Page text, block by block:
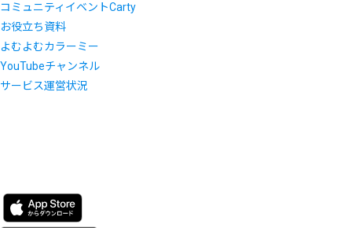
コミュニティイベントCarty
お役立ち資料
よむよむカラーミー
YouTubeチャンネル
サービス運営状況